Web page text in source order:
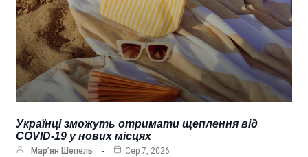
Українці зможуть отримати щеплення від
COVID-19 у нових місцях
Мар’ян Шепель Сер 7, 2026